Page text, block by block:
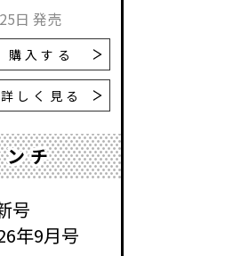
日 発売
購入する
詳しく見る
ンチ
号
年9月号